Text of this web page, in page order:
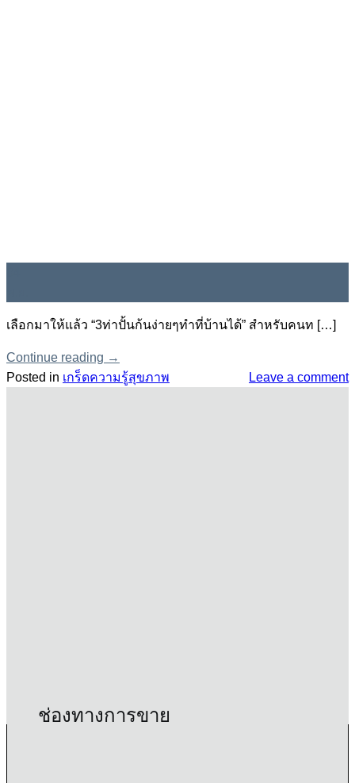
เลือกมาให้แล้ว “3ท่าปั้นก้นง่ายๆทำที่บ้านได้” สำหรับคนท […]
Continue reading →
Posted in เกร็ดความรู้สุขภาพ Leave a comment
ช่องทางการขาย